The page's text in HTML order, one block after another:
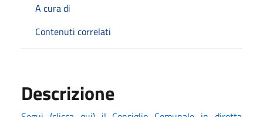
A cura di
Contenuti correlati
Descrizione